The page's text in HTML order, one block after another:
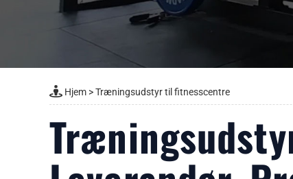
Hjem>Træningsudstyr til fitnesscentre